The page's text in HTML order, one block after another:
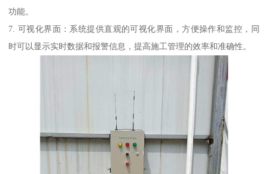
功能。
7. 可视化界面：系统提供直观的可视化界面，方便操作和监控，同
时可以显示实时数据和报警信息，提高施工管理的效率和准确性。